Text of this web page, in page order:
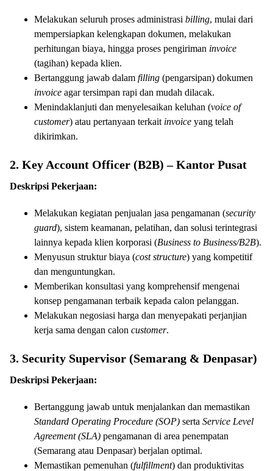
Melakukan seluruh proses administrasi billing, mulai dari
mempersiapkan kelengkapan dokumen, melakukan
perhitungan biaya, hingga proses pengiriman invoice
(tagihan) kepada klien.
Bertanggung jawab dalam filling (pengarsipan) dokumen
invoice agar tersimpan rapi dan mudah dilacak.
Menindaklanjuti dan menyelesaikan keluhan (voice of
customer) atau pertanyaan terkait invoice yang telah
dikirimkan.
2. Key Account Officer (B2B) – Kantor Pusat
Deskripsi Pekerjaan:
Melakukan kegiatan penjualan jasa pengamanan (security
guard), sistem keamanan, pelatihan, dan solusi terintegrasi
lainnya kepada klien korporasi (Business to Business/B2B).
Menyusun struktur biaya (cost structure) yang kompetitif
dan menguntungkan.
Memberikan konsultasi yang komprehensif mengenai
konsep pengamanan terbaik kepada calon pelanggan.
Melakukan negosiasi harga dan menyepakati perjanjian
kerja sama dengan calon customer.
3. Security Supervisor (Semarang & Denpasar)
Deskripsi Pekerjaan:
Bertanggung jawab untuk menjalankan dan memastikan
Standard Operating Procedure (SOP) serta Service Level
Agreement (SLA) pengamanan di area penempatan
(Semarang atau Denpasar) berjalan optimal.
Memastikan pemenuhan (fulfillment) dan produktivitas